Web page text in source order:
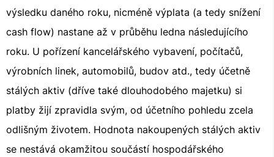
výsledku daného roku, nicméně výplata (a tedy snížení
cash flow) nastane až v průběhu ledna následujícího
roku. U pořízení kancelářského vybavení, počítačů,
výrobních linek, automobilů, budov atd., tedy účetně
stálých aktiv (dříve také dlouhodobého majetku) si
platby žijí zpravidla svým, od účetního pohledu zcela
odlišným životem. Hodnota nakoupených stálých aktiv
se nestává okamžitou součástí hospodářského